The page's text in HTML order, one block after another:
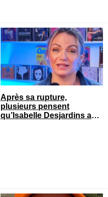
Après sa rupture,
plusieurs pensent
qu’Isabelle Desjardins a